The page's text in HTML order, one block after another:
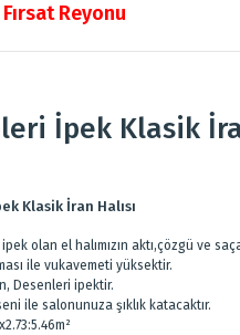
Fırsat Reyonu
İpek Klasik
Klasik İran Halısı
olan el halımızın aktı,çözgü ve
ile vukavemeti yüksektir.
Desenleri ipektir.
ile salonunuza şıklık katacaktır.